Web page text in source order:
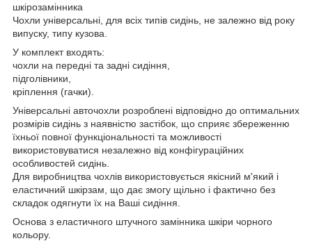
шкірозамінника
Чохли універсальні, для всіх типів сидінь, не залежно від року
випуску, типу кузова.
У комплект входять:
чохли на передні та задні сидіння,
підголівники,
кріплення (гачки).
Універсальні авточохли розроблені відповідно до оптимальних
розмірів сидінь з наявністю застібок, що сприяє збереженню
їхньої повної функціональності та можливості
використовуватися незалежно від конфігураційних
особливостей сидінь.
Для виробництва чохлів використовується якісний м'який і
еластичний шкірзам, що дає змогу щільно і фактично без
складок одягнути їх на Ваші сидіння.
Основа з еластичного штучного замінника шкіри чорного
кольору.